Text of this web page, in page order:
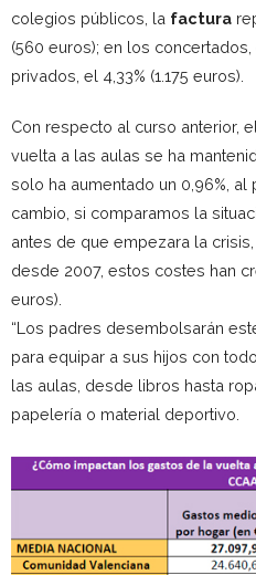
colegios públicos, la factura
(560 euros); en los
privados, el 4,33% (1.175 euros).
Con respecto al curso anterior,
vuelta a las aulas se ha
solo ha aumentado un 0,96%, al
cambio, si comparamos la
antes de que empezara la
desde 2007, estos costes han
euros).
“Los padres desembolsarán
para equipar a sus hijos con
las aulas, desde libros hasta
papelería o material deportivo.